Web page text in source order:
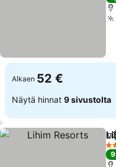
Alkaen 52 €
Näytä hinnat 9 sivustolta
4